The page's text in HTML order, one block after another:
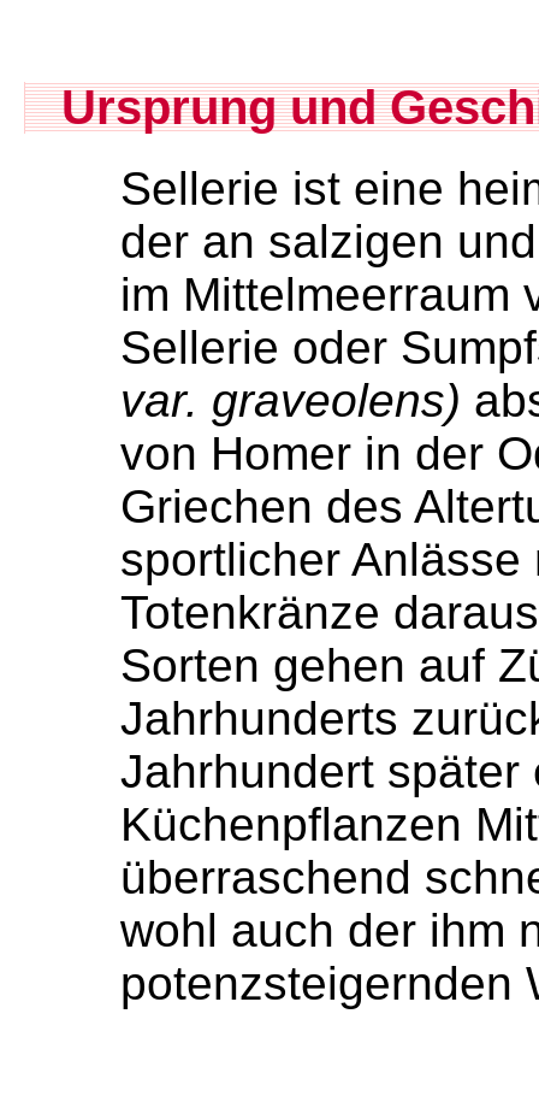
Ursprung und
Sellerie ist eine
der an salzigen
im Mittelmeerraum
Sellerie oder
var. graveolens)
von Homer in der
Griechen des
sportlicher
Totenkränze
Sorten gehen auf
Jahrhunderts
Jahrhundert
Küchenpflanzen
überraschend
wohl auch der ihm
potenzsteigernden